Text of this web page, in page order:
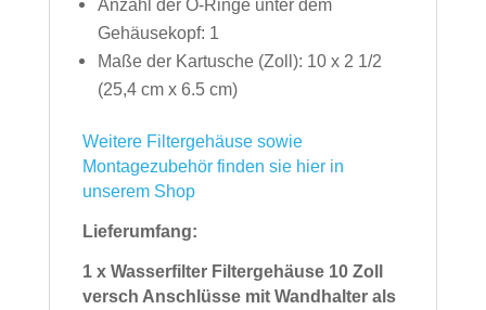
Anzahl der O-Ringe unter dem
Gehäusekopf: 1
Maße der Kartusche (Zoll): 10 x 2 1/2
(25,4 cm x 6.5 cm)
Weitere Filtergehäuse sowie
Montagezubehör finden sie hier in
unserem Shop
Lieferumfang:
1 x Wasserfilter Filtergehäuse 10 Zoll
versch Anschlüsse mit Wandhalter als